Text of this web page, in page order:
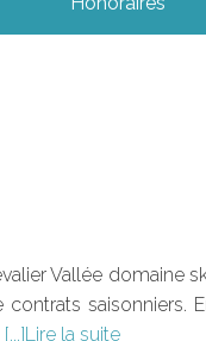
Vallée domaine
saisonniers.
Lire la suite